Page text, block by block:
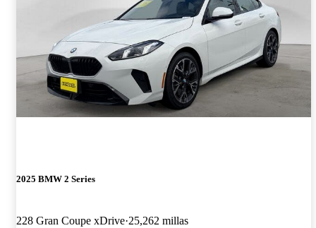
2025 BMW 2 Series
228 Gran Coupe xDrive 25,262 millas